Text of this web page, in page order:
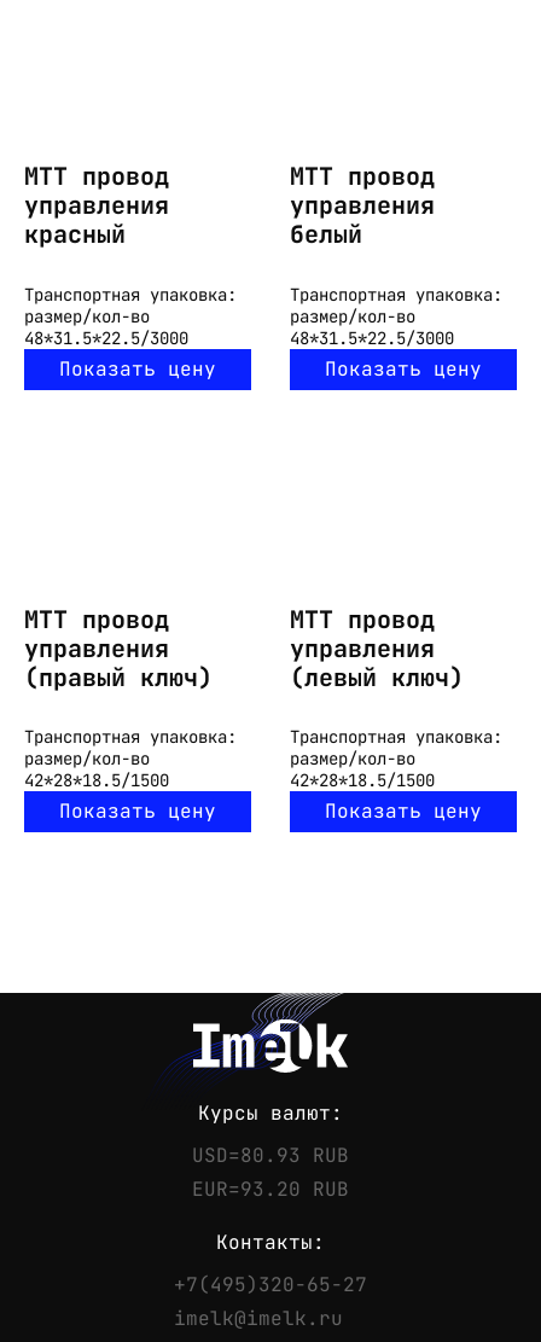
Контакты
МТТ провод
управления
красный
Транспортная упаковка:
размер/кол-во
48*31.5*22.5/3000
Показать цену
МТТ провод
управления
белый
Транспортная упаковка:
размер/кол-во
48*31.5*22.5/3000
Показать цену
МТТ провод
управления
(правый ключ)
Транспортная упаковка:
размер/кол-во
42*28*18.5/1500
Показать цену
МТТ провод
управления
(левый ключ)
Транспортная упаковка:
размер/кол-во
42*28*18.5/1500
Показать цену
Курсы валют:
USD=80.93 RUB
EUR=93.20 RUB
Контакты:
+7(495)320-65-27
imelk@imelk.ru